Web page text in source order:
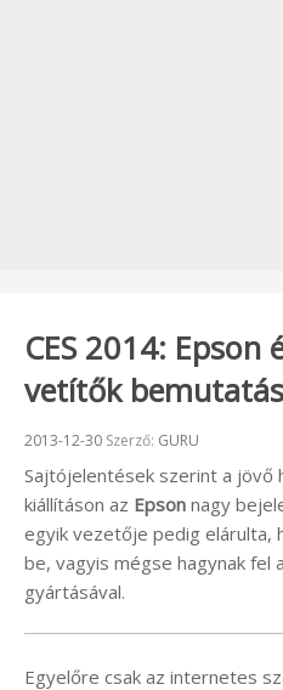
CES 2014: Epson
vetítők
Beküldve:
2013-12-30 Szerző: GURU
Sajtójelentések szerint a jövő
kiállításon az Epson nagy
egyik vezetője pedig elárulta,
be, vagyis mégse hagynak fel
gyártásával.
Egyelőre csak az internetes